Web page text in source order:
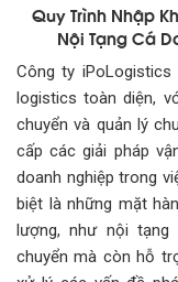
Quy Trình Nhập
Nội Tạng Cá
Công ty
logistics toàn diện,
chuyển và quản lý
cấp các giải pháp
doanh nghiệp trong
biệt là những mặt
lượng, như nội
chuyển mà còn hỗ